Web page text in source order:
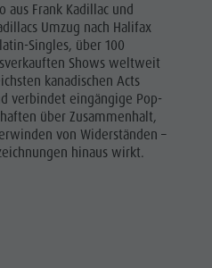
aus Frank Kadillac und
Umzug nach Halifax
Singles, über 100
Shows weltweit
kanadischen Acts
verbindet eingängige Pop-
über Zusammenhalt,
von Widerständen –
hinaus wirkt.